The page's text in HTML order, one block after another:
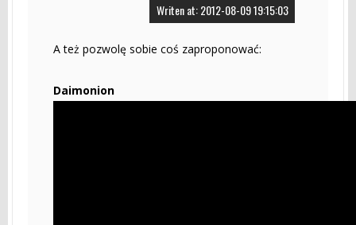
Writen at: 2012-08-09 19:15:03
A też pozwolę sobie coś zaproponować:
Daimonion